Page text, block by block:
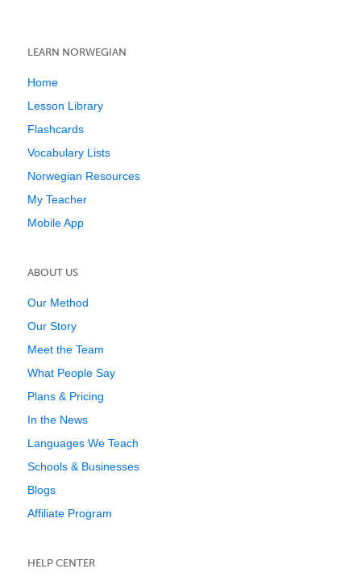
LEARN NORWEGIAN
Home
Lesson Library
Flashcards
Vocabulary Lists
Norwegian Resources
My Teacher
Mobile App
ABOUT US
Our Method
Our Story
Meet the Team
What People Say
Plans & Pricing
In the News
Languages We Teach
Schools & Businesses
Blogs
Affiliate Program
HELP CENTER